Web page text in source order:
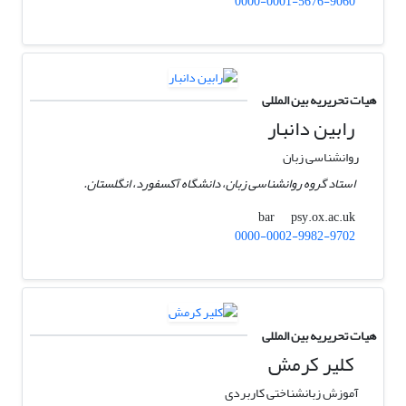
هیات تحریریه بین المللی
رابین دانبار
روانشناسی زبان
استاد گروه روانشناسی زبان، دانشگاه آکسفورد، انگلستان.
bar
psy.ox.ac.uk
0000-0002-9982-9702
هیات تحریریه بین المللی
کلیر کرمش
آموزش زبانشناختی کاربردی